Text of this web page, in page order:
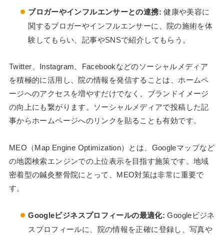
ブロガーやインフルエンサーとの連携: 健康や美容に
関するブロガーやインフルエンサーに、院の施術を体
験してもらい、記事やSNSで紹介してもらう。
Twitter、Instagram、Facebookなどのソーシャルメディア
を積極的に活用し、院の情報を発信することは、ホームペ
ージへのアクセスを増やすだけでなく、ブランドイメージ
の向上にも繋がります。ソーシャルメディアで投稿した記
事からホームページへのリンクを貼ることも有効です。
MEO（Map Engine Optimization）とは、Googleマップなど
の地図検索エンジンでの上位表示を目指す施策です。地域
密着型の鍼灸整骨院にとって、MEO対策は非常に重要で
す。
Googleビジネスプロフィールの最適化: Googleビジネ
スプロフィールに、院の情報を正確に登録し、写真や